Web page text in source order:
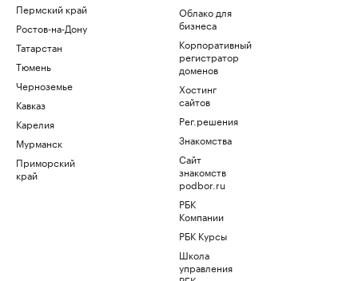
Пермский край
Ростов-на-Дону
Татарстан
Тюмень
Черноземье
Кавказ
Карелия
Мурманск
Приморский
край
Облако для
бизнеса
Корпоративный
регистратор
доменов
Хостинг
сайтов
Рег.решения
Знакомства
Сайт
знакомств
podbor.ru
РБК
Компании
РБК Курсы
Школа
управления